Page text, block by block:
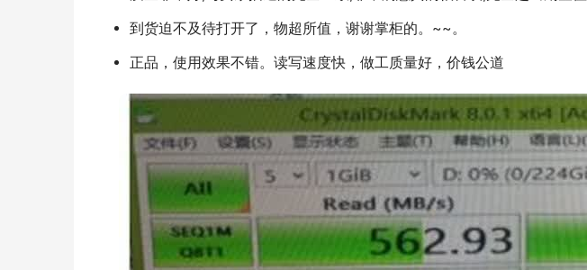
到货迫不及待打开了，物超所值，谢谢掌柜的。~~。
正品，使用效果不错。读写速度快，做工质量好，价钱公道